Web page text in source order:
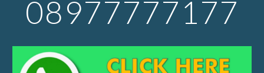
08977777177